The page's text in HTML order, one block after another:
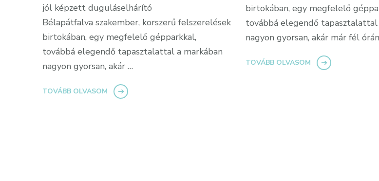
birtokában, egy megfelelő
továbbá elegendő tapasztalattal
nagyon gyorsan, akár már fél
TOVÁBB OLVASOM
jól képzett duguláselhárító
Bélapátfalva szakember, korszerű felszerelések
birtokában, egy megfelelő gépparkkal,
továbbá elegendő tapasztalattal a markában
nagyon gyorsan, akár …
TOVÁBB OLVASOM